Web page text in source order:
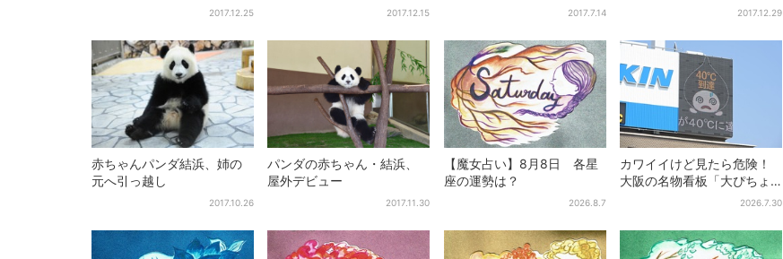
2017.12.25 2017.12.15 2017.7.14 2017.12.29
赤ちゃんパンダ結浜、姉の
元へ引っ越し
2017.10.26
パンダの赤ちゃん・結浜、
屋外デビュー
2017.11.30
【魔女占い】8月8日 各星
座の運勢は？
2026.8.7
カワイイけど見たら危険！
大阪の名物看板「大ぴちょ
んくん」に異変、青→真っ
2026.7.30